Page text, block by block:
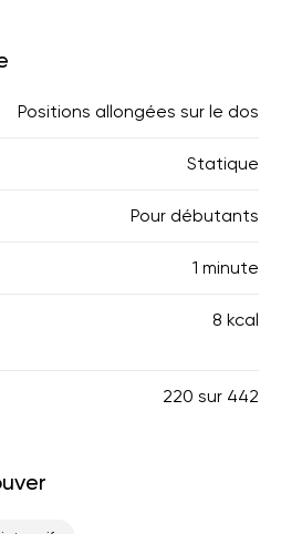
Positions allongées sur le dos
Statique
Pour débutants
1 minute
8 kcal
220 sur 442